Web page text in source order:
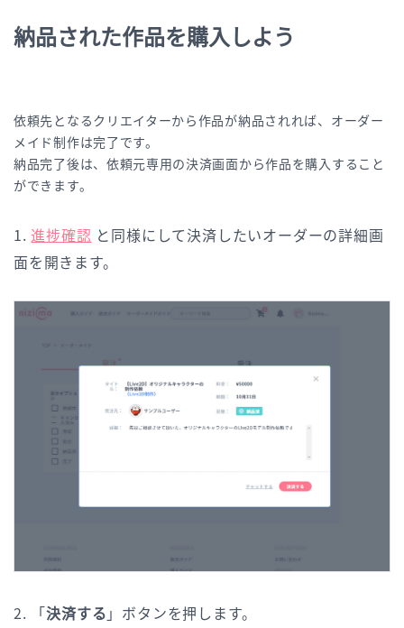
納品された作品を購入しよう
依頼先となるクリエイターから作品が納品されれば、オーダー
メイド制作は完了です。
納品完了後は、依頼元専用の決済画面から作品を購入すること
ができます。
1.進捗確認 と同様にして決済したいオーダーの詳細画
面を開きます。
2. 「決済する 」ボタンを押します。